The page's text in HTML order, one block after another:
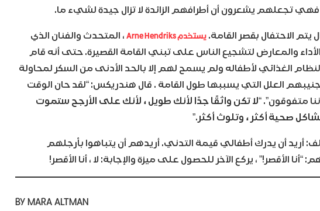
فهي تجعلهم يشعرون أن أطرافهم الزائدة لا تزال جيدة لشيء ما.
يتم الاحتفال بقصر القامة. يستخدم Arne Hendriks
، المتحدث والفنان الذي
قامته 1.95 مترًا ، الأداء والمعارض لتشجيع الناس على تبني القامة القصيرة. حتى أنه قام
الغذائي لأطفاله ولم يسمح لهم إلا بالحد الأدنى من السكر لمحاولة
العلل التي يسببها طول القامة . قال هندريكس: “لقد حان الوقت
متفوقون”. “لا تكن واثقًا جدًا لأنك طويل ، لأنك على الأرجح ستموت
صحية أكثر ، وتلوث أكثر .”
أريد أن يدرك أطفالي قيمة التدني. أريدهم أن يتباهوا بأرجلهم
الأقصر!” ، يركع الآخر للحصول على ميزة والإجابة: لا ، أنا الأقصر!
BY MARA ALTMAN